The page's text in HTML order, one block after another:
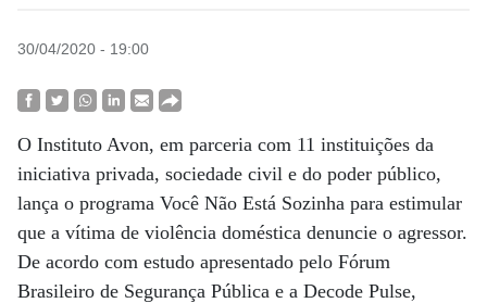
30/04/2020 - 19:00
O Instituto Avon, em parceria com 11 instituições da
iniciativa privada, sociedade civil e do poder público,
lança o programa Você Não Está Sozinha para estimular
que a vítima de violência doméstica denuncie o agressor.
De acordo com estudo apresentado pelo Fórum
Brasileiro de Segurança Pública e a Decode Pulse,